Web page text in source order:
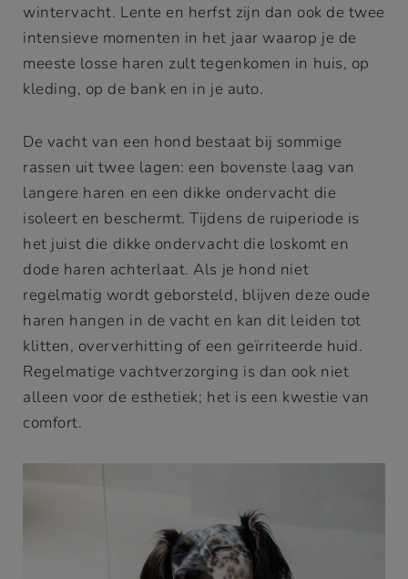
wintervacht. Lente en herfst zijn dan ook de twee
intensieve momenten in het jaar waarop je de
meeste losse haren zult tegenkomen in huis, op
kleding, op de bank en in je auto.
De vacht van een hond bestaat bij sommige
rassen uit twee lagen: een bovenste laag van
langere haren en een dikke ondervacht die
isoleert en beschermt. Tijdens de ruiperiode is
het juist die dikke ondervacht die loskomt en
dode haren achterlaat. Als je hond niet
regelmatig wordt geborsteld, blijven deze oude
haren hangen in de vacht en kan dit leiden tot
klitten, oververhitting of een geïrriteerde huid.
Regelmatige vachtverzorging is dan ook niet
alleen voor de esthetiek; het is een kwestie van
comfort.